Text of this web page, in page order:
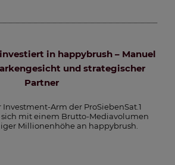
in happybrush – Manuel
und strategischer
Partner
Investment-Arm der ProSiebenSat.1
sich mit einem Brutto-Mediavolumen
Millionenhöhe an happybrush.